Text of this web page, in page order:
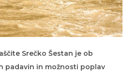
Srečko Šestan je ob
padavin in možnosti poplav